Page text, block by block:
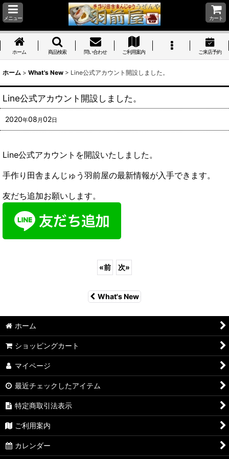
メニュー カート
ホーム 商品検索 問い合わせ ご利用案内 ご来店予約
ホーム > What's New > Line公式アカウント開設しました。
Line公式アカウント開設しました。
2020年08 月02日
Line公式アカウントを開設いたしました。
手作り田舎まんじゅう羽前屋の最新情報が入手できます。
友だち追加お願いします。
«前 次»
What's New
ホーム
ショッピングカート
マイページ
最近チェックしたアイテム
特定商取引法表示
ご利用案内
カレンダー